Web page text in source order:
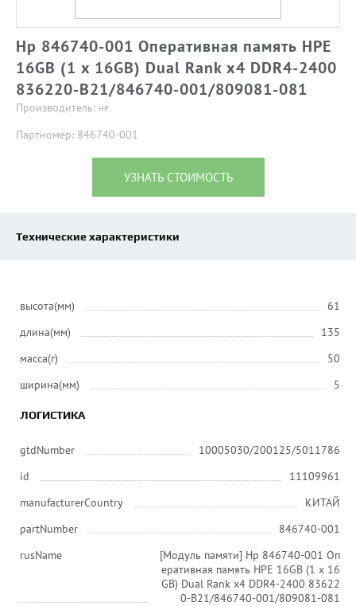
Hp 846740-001 Оперативная память HPE
16GB (1 x 16GB) Dual Rank x4 DDR4-2400
836220-B21/846740-001/809081-081
Производитель: HP
Партномер: 846740-001
УЗНАТЬ СТОИМОСТЬ
Технические характеристики
высота(мм)
61
длина(мм)
135
масса(г)
50
ширина(мм)
5
ЛОГИСТИКА
gtdNumber
10005030/200125/5011786
id
11109961
manufacturerCountry
КИТАЙ
partNumber
846740-001
rusName
[Модуль памяти] Hp 846740-001 Оп
еративная память HPE 16GB (1 x 16
GB) Dual Rank x4 DDR4-2400 83622
0-B21/846740-001/809081-081